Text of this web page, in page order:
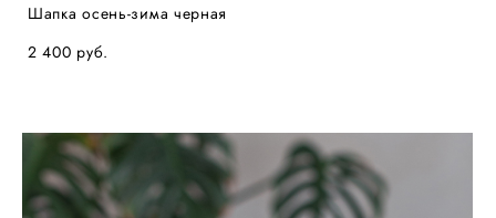
Шапка осень-зима черная
2 400 pуб.